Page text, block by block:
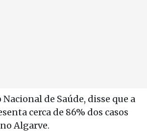
de Saúde, disse que a
cerca de 86% dos casos
Algarve.